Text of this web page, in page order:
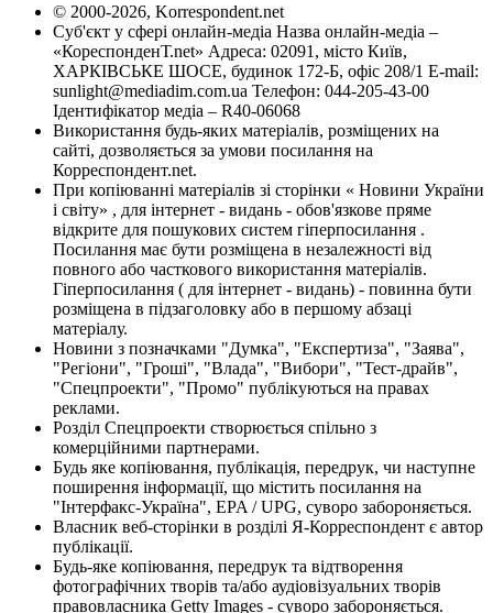
© 2000-2026, Korrespondent.net
Суб'єкт у сфері онлайн-медіа Назва онлайн-медіа –
«КореспонденТ.net» Адреса: 02091, місто Київ,
ХАРКІВСЬКЕ ШОСЕ, будинок 172-Б, офіс 208/1 E-mail:
sunlight@mediadim.com.ua Телефон: 044-205-43-00
Ідентифікатор медіа – R40-06068
Використання будь-яких матеріалів, розміщених на
сайті, дозволяється за умови посилання на
Корреспондент.net.
При копіюванні матеріалів зі сторінки « Новини України
і світу» , для інтернет - видань - обов'язкове пряме
відкрите для пошукових систем гіперпосилання .
Посилання має бути розміщена в незалежності від
повного або часткового використання матеріалів.
Гіперпосилання ( для інтернет - видань) - повинна бути
розміщена в підзаголовку або в першому абзаці
матеріалу.
Новини з позначками "Думка", "Експертиза", "Заява",
"Регіони", "Гроші", "Влада", "Вибори", "Тест-драйв",
"Спецпроекти", "Промо" публікуються на правах
реклами.
Розділ Спецпроекти створюється спільно з
комерційними партнерами.
Будь яке копіювання, публікація, передрук, чи наступне
поширення інформації, що містить посилання на
"Інтерфакс-Україна", EPA / UPG, суворо забороняється.
Власник веб-сторінки в розділі Я-Корреспондент є автор
публікації.
Будь-яке копіювання, передрук та відтворення
фотографічних творів та/або аудіовізуальних творів
правовласника Getty Images - суворо забороняється.